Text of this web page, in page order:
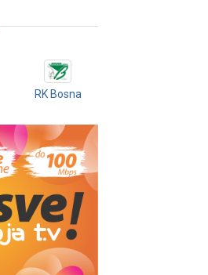
RK Bosna